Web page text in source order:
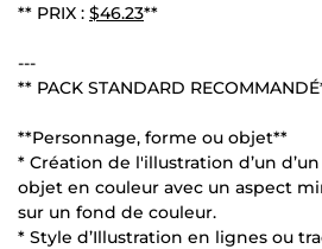
** PRIX : $46.23**
---
** PACK STANDARD
**Personnage, forme ou objet**
* Création de l'illustration d’un
objet en couleur avec un aspect
sur un fond de couleur.
* Style d’Illustration en lignes ou